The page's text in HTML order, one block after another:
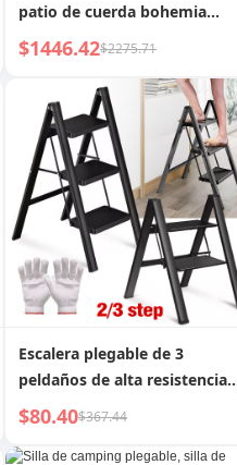
patio de cuerda bohemia
K&K de 4 piezas, muebles de
exterior con mesa de madera
de acacia, conversación de
patio
$1446.42$2275.71
Escalera plegable de 3
peldaños de alta resistencia
de aluminio para exteriores e
interiores, taburete ligero
$80.40$367.44